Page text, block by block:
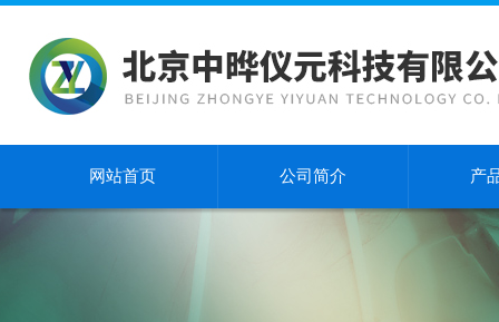
网站首页 公司简介 产